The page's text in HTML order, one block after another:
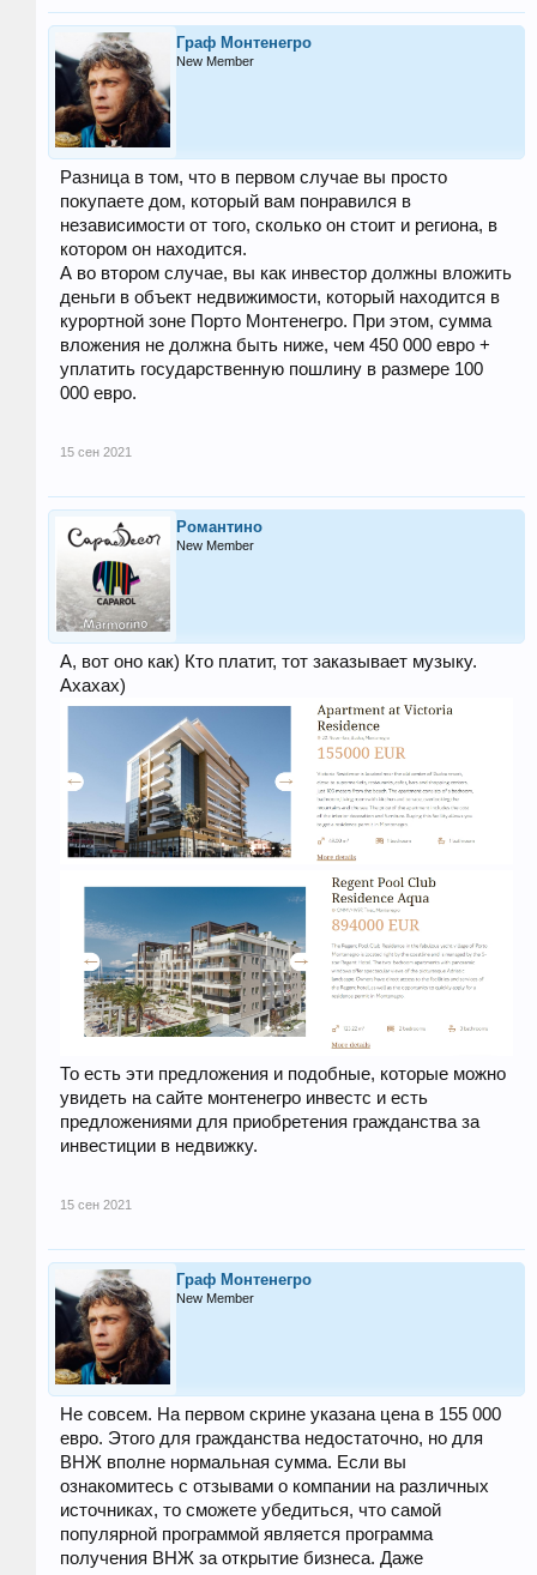
Граф Монтенегро
New Member
Разница в том, что в первом случае вы просто
покупаете дом, который вам понравился в
независимости от того, сколько он стоит и региона, в
котором он находится.
А во втором случае, вы как инвестор должны вложить
деньги в объект недвижимости, который находится в
курортной зоне Порто Монтенегро. При этом, сумма
вложения не должна быть ниже, чем 450 000 евро +
уплатить государственную пошлину в размере 100
000 евро.
15 сен 2021
Романтино
New Member
А, вот оно как) Кто платит, тот заказывает музыку.
Ахахах)
То есть эти предложения и подобные, которые можно
увидеть на сайте монтенегро инвестс и есть
предложениями для приобретения гражданства за
инвестиции в недвижку.
15 сен 2021
Граф Монтенегро
New Member
Не совсем. На первом скрине указана цена в 155 000
евро. Этого для гражданства недостаточно, но для
ВНЖ вполне нормальная сумма. Если вы
ознакомитесь с отзывами о компании на различных
источниках, то сможете убедиться, что самой
популярной программой является программа
получения ВНЖ за открытие бизнеса. Даже